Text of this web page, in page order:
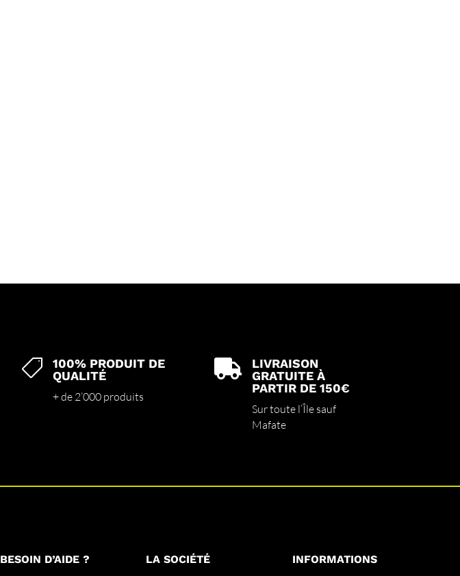

100% PRODUIT DE
QUALITÉ
+ de 2’000 produits

LIVRAISON
GRATUITE À
PARTIR DE 150€
Sur toute l’Île sauf
Mafate
BESOIN D’AIDE ? LA SOCIÉTÉ INFORMATIONS